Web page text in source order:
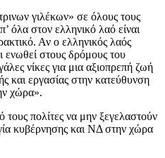
γιλέκων» σε όλους τους
όλα στον ελληνικό λαό είναι
Αν ο ελληνικός λαός
ενωθεί στους δρόμους του
νίκες για μια αξιοπρεπή ζωή
και εργασίας στην κατεύθυνση
χώρα».
πολίτες να μην ξεγελαστούν
κυβέρνησης και ΝΔ στην χώρα